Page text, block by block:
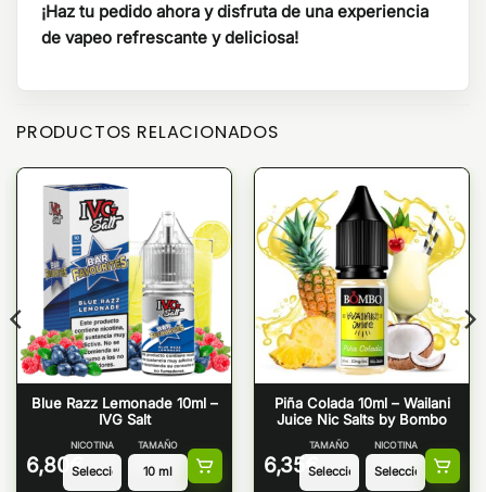
¡Haz tu pedido ahora y disfruta de una experiencia
de vapeo refrescante y deliciosa!
PRODUCTOS RELACIONADOS
Blue Razz Lemonade 10ml –
IVG Salt
6,80 €
NICOTINA TAMAÑO
Piña Colada 10ml – Wailani
Juice Nic Salts by Bombo
6,35 €
TAMAÑO NICOTINA